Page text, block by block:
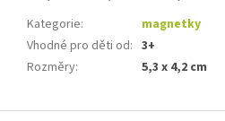
Kategorie:
magnetky
Vhodné pro děti od: 3+
Rozměry: 5,3 x 4,2 cm